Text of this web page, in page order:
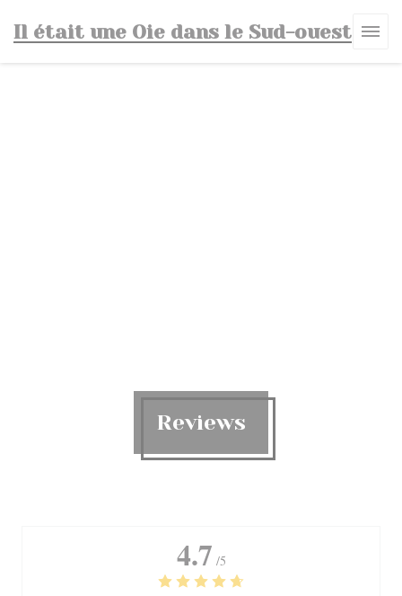
Il était une Oie dans le Sud-ouest
Reviews
4.7 /5